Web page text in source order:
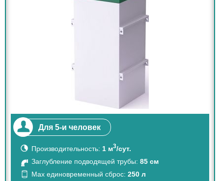
Для 5-и человек
Производительность: 1 м3/сут.
Заглубление подводящей трубы: 85 см
Max единовременный сброс: 250 л